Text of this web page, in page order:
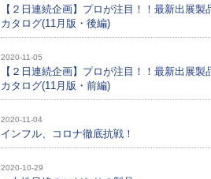
【２日連続企画】プロが注目！！最新出展製
カタログ(11月版・後編)
2020-11-05
【２日連続企画】プロが注目！！最新出展製
カタログ(11月版・前編)
2020-11-04
インフル、コロナ徹底抗戦！
2020-10-29